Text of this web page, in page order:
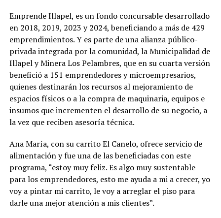
Emprende Illapel, es un fondo concursable desarrollado
en 2018, 2019, 2023 y 2024, beneficiando a más de 429
emprendimientos. Y es parte de una alianza público-
privada integrada por la comunidad, la Municipalidad de
Illapel y Minera Los Pelambres, que en su cuarta versión
benefició a 151 emprendedores y microempresarios,
quienes destinarán los recursos al mejoramiento de
espacios físicos o a la compra de maquinaria, equipos e
insumos que incrementen el desarrollo de su negocio, a
la vez que reciben asesoría técnica.
Ana María, con su carrito El Canelo, ofrece servicio de
alimentación y fue una de las beneficiadas con este
programa, “estoy muy feliz. Es algo muy sustentable
para los emprendedores, esto me ayuda a mi a crecer, yo
voy a pintar mi carrito, le voy a arreglar el piso para
darle una mejor atención a mis clientes”.